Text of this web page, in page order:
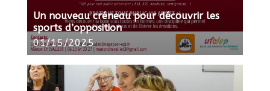
Un nouveau créneau pour découvrir les
sports d’opposition
01/15/2025